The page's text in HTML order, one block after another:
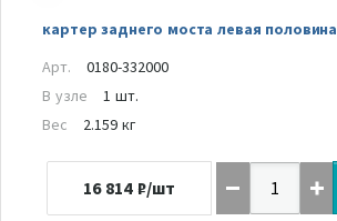
картер заднего моста левая половина
Арт.
0180-332000
В узле
1 шт.
Вес
2.159 кг
16 814 ₽/шт